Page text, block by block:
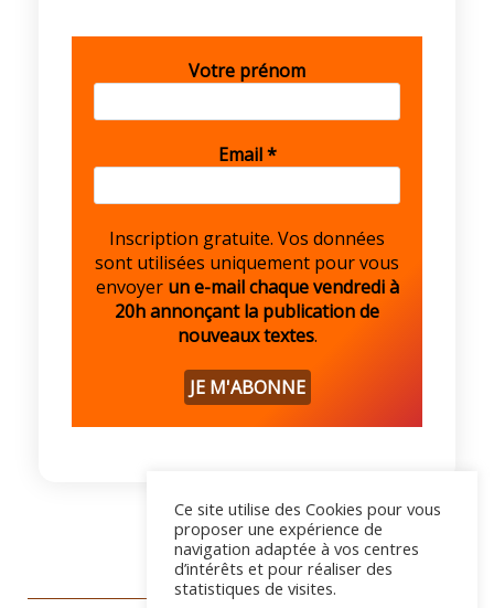
Votre prénom
Email*
Inscription gratuite. Vos données
sont utilisées uniquement pour vous
envoyer un e-mail chaque vendredi à
20h annonçant la publication de
nouveaux textes.
Ce site utilise des Cookies pour vous
proposer une expérience de
navigation adaptée à vos centres
d’intérêts et pour réaliser des
statistiques de visites.